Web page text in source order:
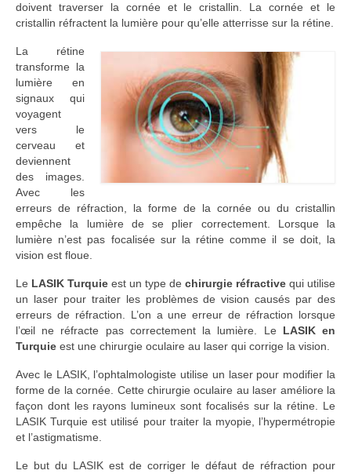
doivent traverser la cornée et le cristallin. La cornée et le
cristallin réfractent la lumière pour qu’elle atterrisse sur la rétine.
La rétine
transforme la
lumière en
signaux qui
voyagent
vers le
cerveau et
deviennent
des images.
Avec les
erreurs de réfraction, la forme de la cornée ou du cristallin
empêche la lumière de se plier correctement. Lorsque la
lumière n’est pas focalisée sur la rétine comme il se doit, la
vision est floue.
Le LASIK Turquie est un type de chirurgie réfractive qui utilise
un laser pour traiter les problèmes de vision causés par des
erreurs de réfraction. L’on a une erreur de réfraction lorsque
l’œil ne réfracte pas correctement la lumière. Le LASIK en
Turquie est une chirurgie oculaire au laser qui corrige la vision.
Avec le LASIK, l’ophtalmologiste utilise un laser pour modifier la
forme de la cornée. Cette chirurgie oculaire au laser améliore la
façon dont les rayons lumineux sont focalisés sur la rétine. Le
LASIK Turquie est utilisé pour traiter la myopie, l’hypermétropie
et l’astigmatisme.
Le but du LASIK est de corriger le défaut de réfraction pour